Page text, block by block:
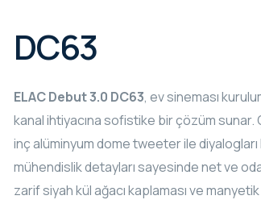
DC63
ELAC Debut 3.0 DC63, ev sineması
kanal ihtiyacına sofistike bir çözüm
inç alüminyum dome tweeter ile
mühendislik detayları sayesinde net ve
zarif siyah kül ağacı kaplaması ve